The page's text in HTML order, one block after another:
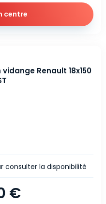
centre
vidange Renault 18x150
€
consulter la disponibilité